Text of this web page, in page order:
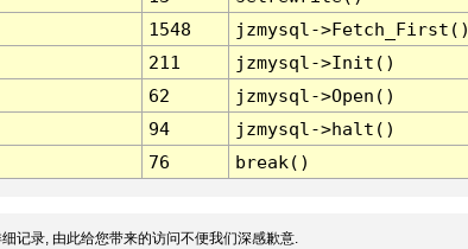
1548
jzmysql-
211
jzmysql->Init()
62
jzmysql->Open()
94
jzmysql->halt()
76 break()
记录, 由此给您带来的访问不便我们深感歉意.